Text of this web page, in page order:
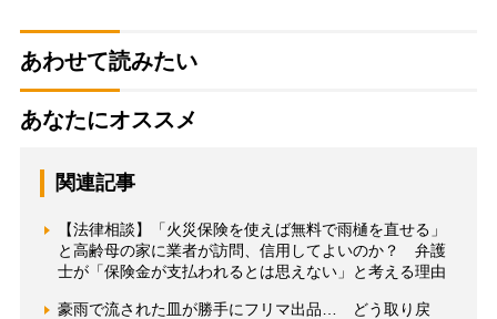
あわせて読みたい
あなたにオススメ
関連記事
【法律相談】「火災保険を使えば無料で雨樋を直せる」
と高齢母の家に業者が訪問、信用してよいのか？ 弁護
士が「保険金が支払われるとは思えない」と考える理由
豪雨で流された皿が勝手にフリマ出品… どう取り戻